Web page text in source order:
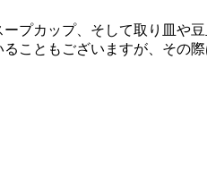
プカップ、そして取り皿や
こともございますが、その